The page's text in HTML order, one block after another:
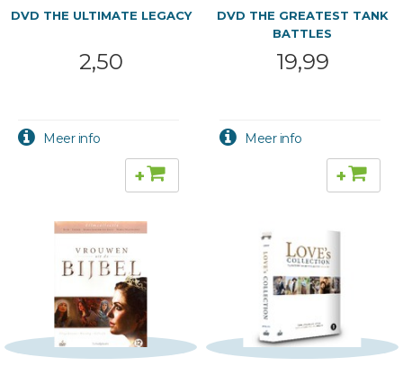
DVD THE ULTIMATE LEGACY
2,50
+
DVD THE GREATEST TANK
BATTLES
19,99
+